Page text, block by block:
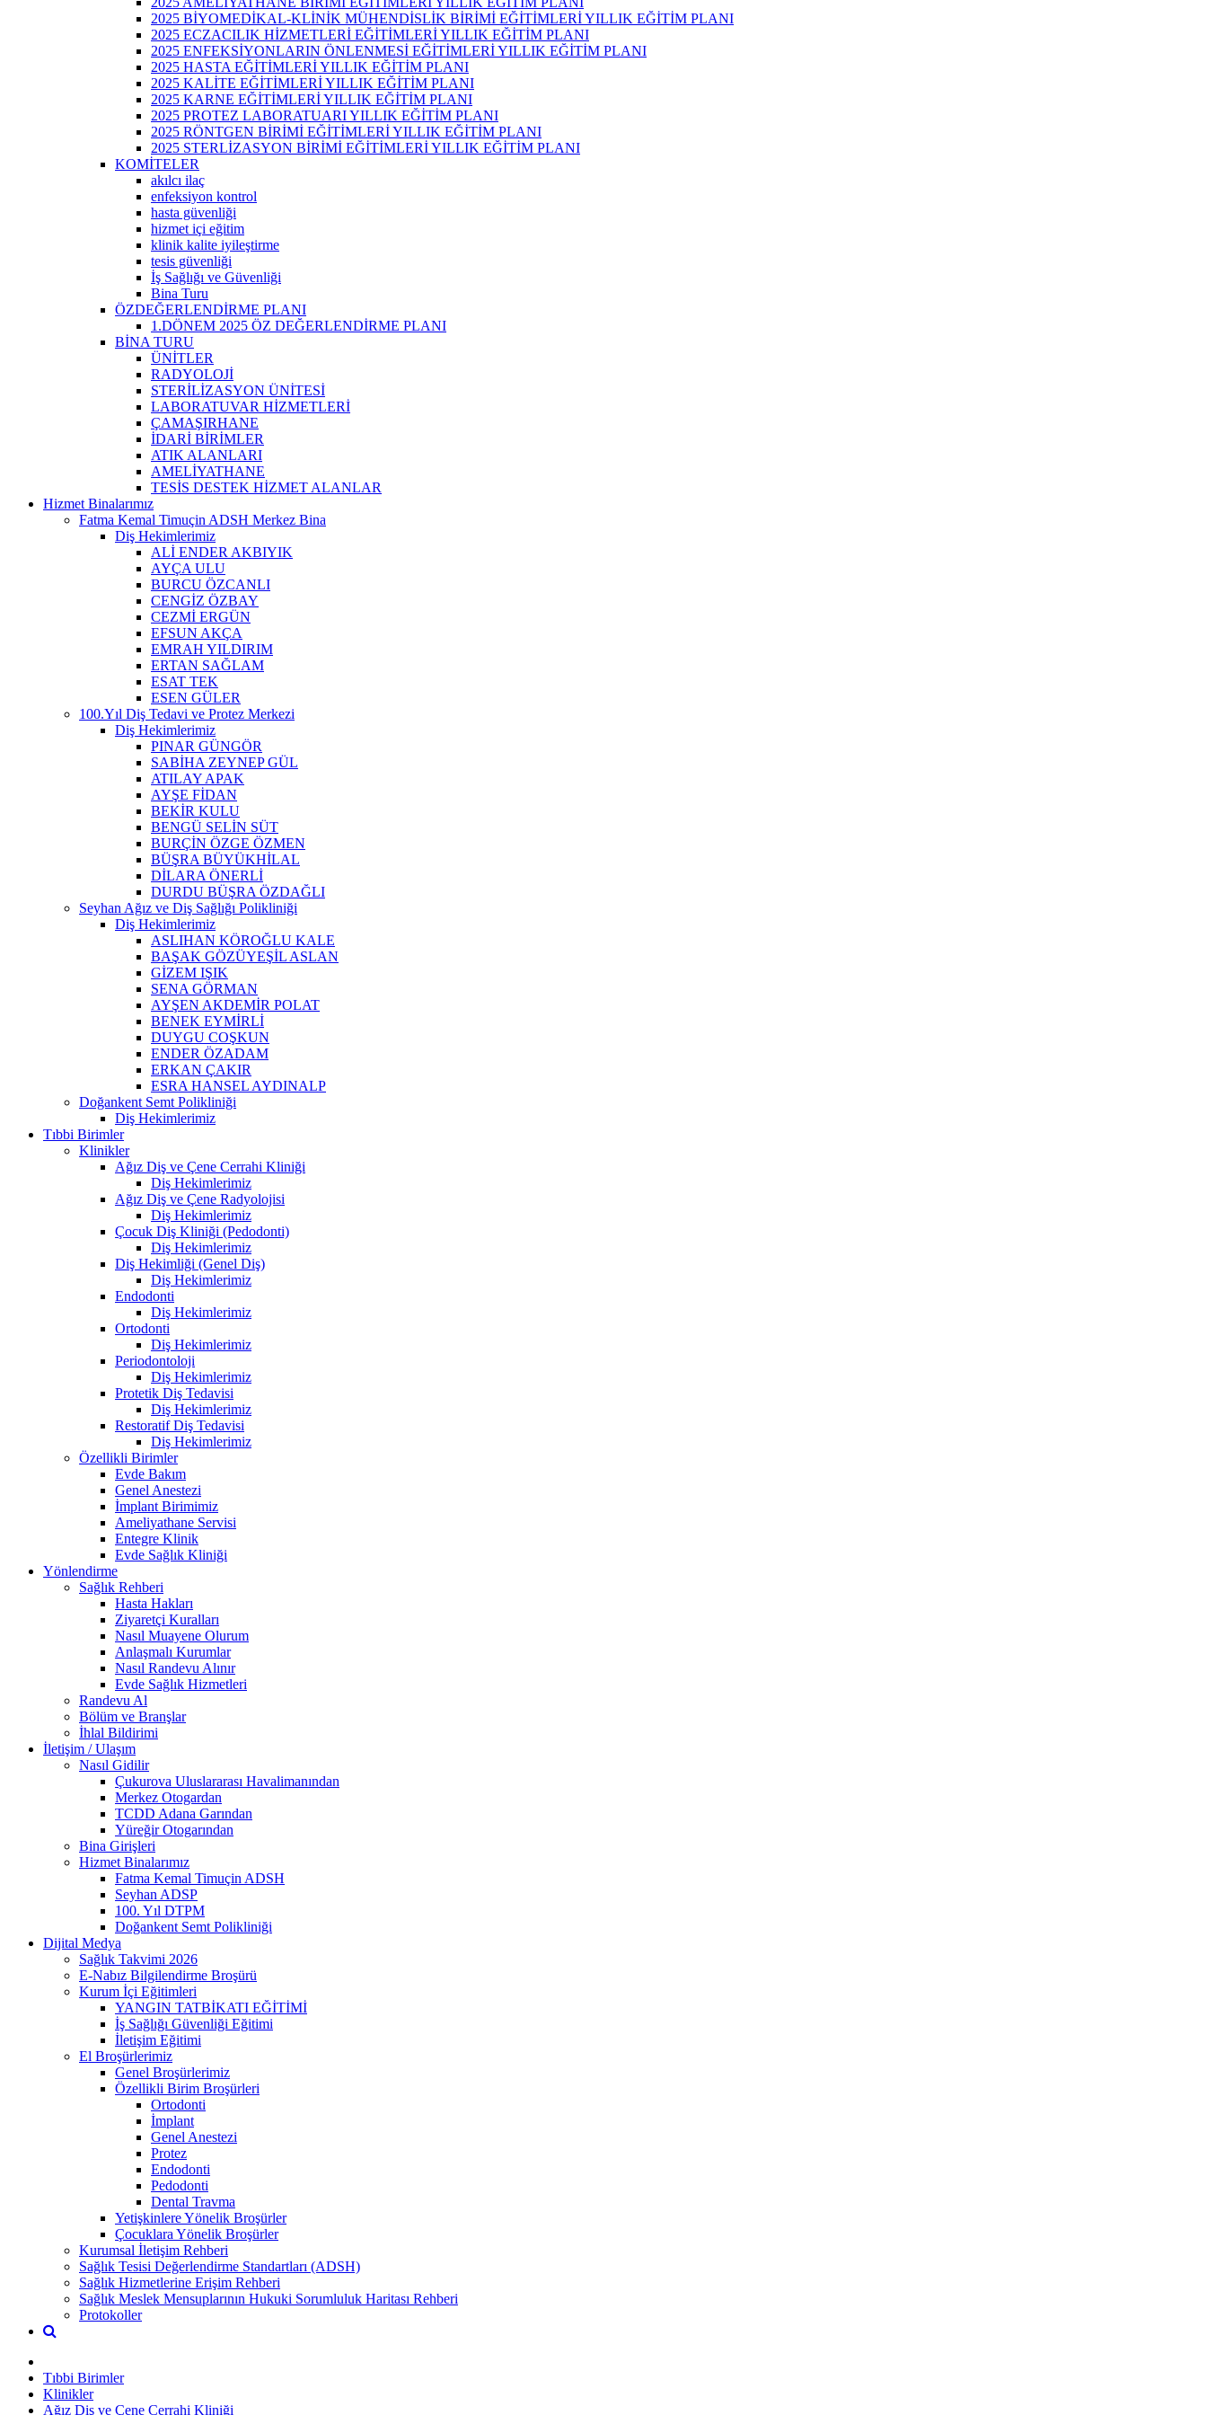
2025 BİYOMEDİKAL-KLİNİK MÜHENDİSLİK BİRİMİ EĞİTİMLERİ YILLIK EĞİTİM PLANI
2025 ECZACILIK HİZMETLERİ EĞİTİMLERİ YILLIK EĞİTİM PLANI
2025 ENFEKSİYONLARIN ÖNLENMESİ EĞİTİMLERİ YILLIK EĞİTİM PLANI
2025 HASTA EĞİTİMLERİ YILLIK EĞİTİM PLANI
2025 KALİTE EĞİTİMLERİ YILLIK EĞİTİM PLANI
2025 KARNE EĞİTİMLERİ YILLIK EĞİTİM PLANI
2025 PROTEZ LABORATUARI YILLIK EĞİTİM PLANI
2025 RÖNTGEN BİRİMİ EĞİTİMLERİ YILLIK EĞİTİM PLANI
2025 STERLİZASYON BİRİMİ EĞİTİMLERİ YILLIK EĞİTİM PLANI
KOMİTELER
akılcı ilaç
enfeksiyon kontrol
hasta güvenliği
hizmet içi eğitim
klinik kalite iyileştirme
tesis güvenliği
İş Sağlığı ve Güvenliği
Bina Turu
ÖZDEĞERLENDİRME PLANI
1.DÖNEM 2025 ÖZ DEĞERLENDİRME PLANI
BİNA TURU
ÜNİTLER
RADYOLOJİ
STERİLİZASYON ÜNİTESİ
LABORATUVAR HİZMETLERİ
ÇAMAŞIRHANE
İDARİ BİRİMLER
ATIK ALANLARI
AMELİYATHANE
TESİS DESTEK HİZMET ALANLAR
Hizmet Binalarımız
Fatma Kemal Timuçin ADSH Merkez Bina
Diş Hekimlerimiz
ALİ ENDER AKBIYIK
AYÇA ULU
BURCU ÖZCANLI
CENGİZ ÖZBAY
CEZMİ ERGÜN
EFSUN AKÇA
EMRAH YILDIRIM
ERTAN SAĞLAM
ESAT TEK
ESEN GÜLER
100.Yıl Diş Tedavi ve Protez Merkezi
Diş Hekimlerimiz
PINAR GÜNGÖR
SABİHA ZEYNEP GÜL
ATILAY APAK
AYŞE FİDAN
BEKİR KULU
BENGÜ SELİN SÜT
BURÇİN ÖZGE ÖZMEN
BÜŞRA BÜYÜKHİLAL
DİLARA ÖNERLİ
DURDU BÜŞRA ÖZDAĞLI
Seyhan Ağız ve Diş Sağlığı Polikliniği
Diş Hekimlerimiz
ASLIHAN KÖROĞLU KALE
BAŞAK GÖZÜYEŞİL ASLAN
GİZEM IŞIK
SENA GÖRMAN
AYŞEN AKDEMİR POLAT
BENEK EYMİRLİ
DUYGU COŞKUN
ENDER ÖZADAM
ERKAN ÇAKIR
ESRA HANSEL AYDINALP
Doğankent Semt Polikliniği
Diş Hekimlerimiz
Tıbbi Birimler
Klinikler
Ağız Diş ve Çene Cerrahi Kliniği
Diş Hekimlerimiz
Ağız Diş ve Çene Radyolojisi
Diş Hekimlerimiz
Çocuk Diş Kliniği (Pedodonti)
Diş Hekimlerimiz
Diş Hekimliği (Genel Diş)
Diş Hekimlerimiz
Endodonti
Diş Hekimlerimiz
Ortodonti
Diş Hekimlerimiz
Periodontoloji
Diş Hekimlerimiz
Protetik Diş Tedavisi
Diş Hekimlerimiz
Restoratif Diş Tedavisi
Diş Hekimlerimiz
Özellikli Birimler
Evde Bakım
Genel Anestezi
İmplant Birimimiz
Ameliyathane Servisi
Entegre Klinik
Evde Sağlık Kliniği
Yönlendirme
Sağlık Rehberi
Hasta Hakları
Ziyaretçi Kuralları
Nasıl Muayene Olurum
Anlaşmalı Kurumlar
Nasıl Randevu Alınır
Evde Sağlık Hizmetleri
Randevu Al
Bölüm ve Branşlar
İhlal Bildirimi
İletişim / Ulaşım
Nasıl Gidilir
Çukurova Uluslararası Havalimanından
Merkez Otogardan
TCDD Adana Garından
Yüreğir Otogarından
Bina Girişleri
Hizmet Binalarımız
Fatma Kemal Timuçin ADSH
Seyhan ADSP
100. Yıl DTPM
Doğankent Semt Polikliniği
Dijital Medya
Sağlık Takvimi 2026
E-Nabız Bilgilendirme Broşürü
Kurum İçi Eğitimleri
YANGIN TATBİKATI EĞİTİMİ
İş Sağlığı Güvenliği Eğitimi
İletişim Eğitimi
El Broşürlerimiz
Genel Broşürlerimiz
Özellikli Birim Broşürleri
Ortodonti
İmplant
Genel Anestezi
Protez
Endodonti
Pedodonti
Dental Travma
Yetişkinlere Yönelik Broşürler
Çocuklara Yönelik Broşürler
Kurumsal İletişim Rehberi
Sağlık Tesisi Değerlendirme Standartları (ADSH)
Sağlık Hizmetlerine Erişim Rehberi
Sağlık Meslek Mensuplarının Hukuki Sorumluluk Haritası Rehberi
Protokoller
Tıbbi Birimler
Klinikler
Ağız Diş ve Çene Cerrahi Kliniği